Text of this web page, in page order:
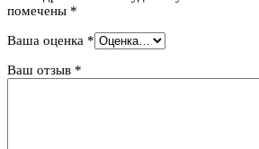
помечены *
Ваша оценка *
Ваш отзыв *